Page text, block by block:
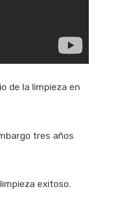
de la limpieza en
tres años
exitoso.